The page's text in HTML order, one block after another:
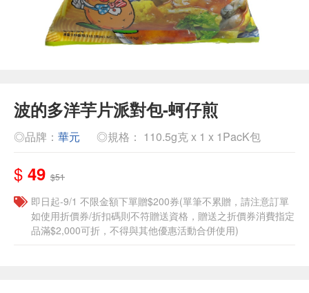
波的多洋芋片派對包-蚵仔煎
◎品牌： 華元 ◎規格： 110.5g克 x 1 x 1PacK包
$ 49 $51
即日起-9/1 不限金額下單贈$200券(單筆不累贈，請注意訂單
如使用折價券/折扣碼則不符贈送資格，贈送之折價券消費指定
品滿$2,000可折，不得與其他優惠活動合併使用)